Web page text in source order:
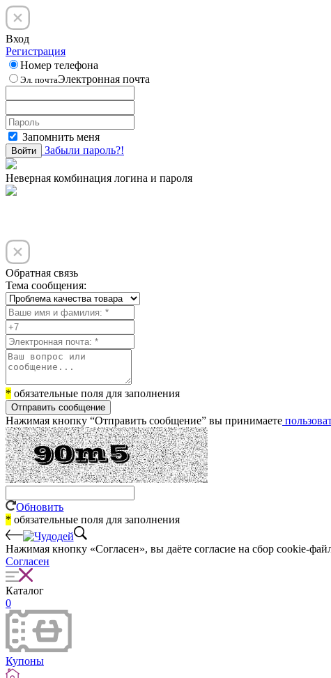
Вход
Регистрация
Номер телефона
Эл. почтаЭлектронная почта
Запомнить меня
Войти Забыли пароль?!
Неверная комбинация логина и пароля
Обратная связь
Тема сообщения:
* обязательные поля для заполнения
Отправить сообщение
Нажимая кнопку “Отправить сообщение” вы принимаете
Обновить
* обязательные поля для заполнения
Нажимая кнопку «Согласен», вы даёте cогласие на сбор cookie-
Согласен
Каталог
0
Купоны